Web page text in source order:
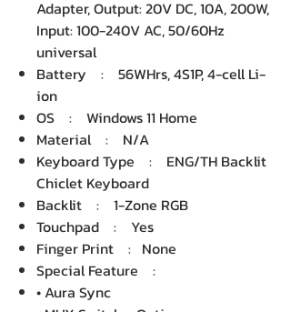
Adapter, Output: 20V DC, 10A, 200W,
Input: 100-240V AC, 50/60Hz
universal
Battery : 56WHrs, 4S1P, 4-cell Li-
ion
OS : Windows 11 Home
Material : N/A
Keyboard Type : ENG/TH Backlit
Chiclet Keyboard
Backlit : 1-Zone RGB
Touchpad : Yes
Finger Print : None
Special Feature :
• Aura Sync